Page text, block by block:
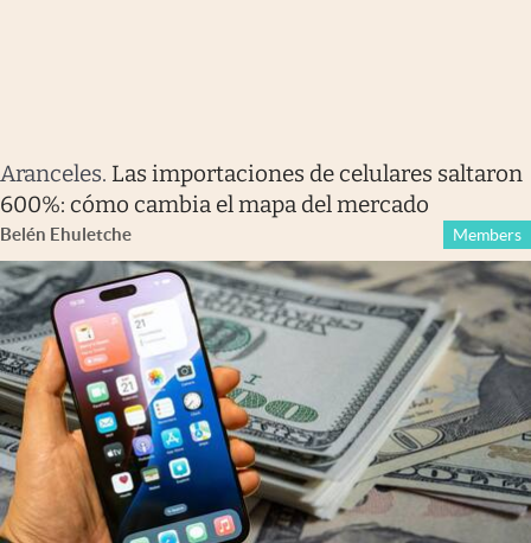
Aranceles. Las importaciones de celulares saltaron
600%: cómo cambia el mapa del mercado
Belén Ehuletche Members